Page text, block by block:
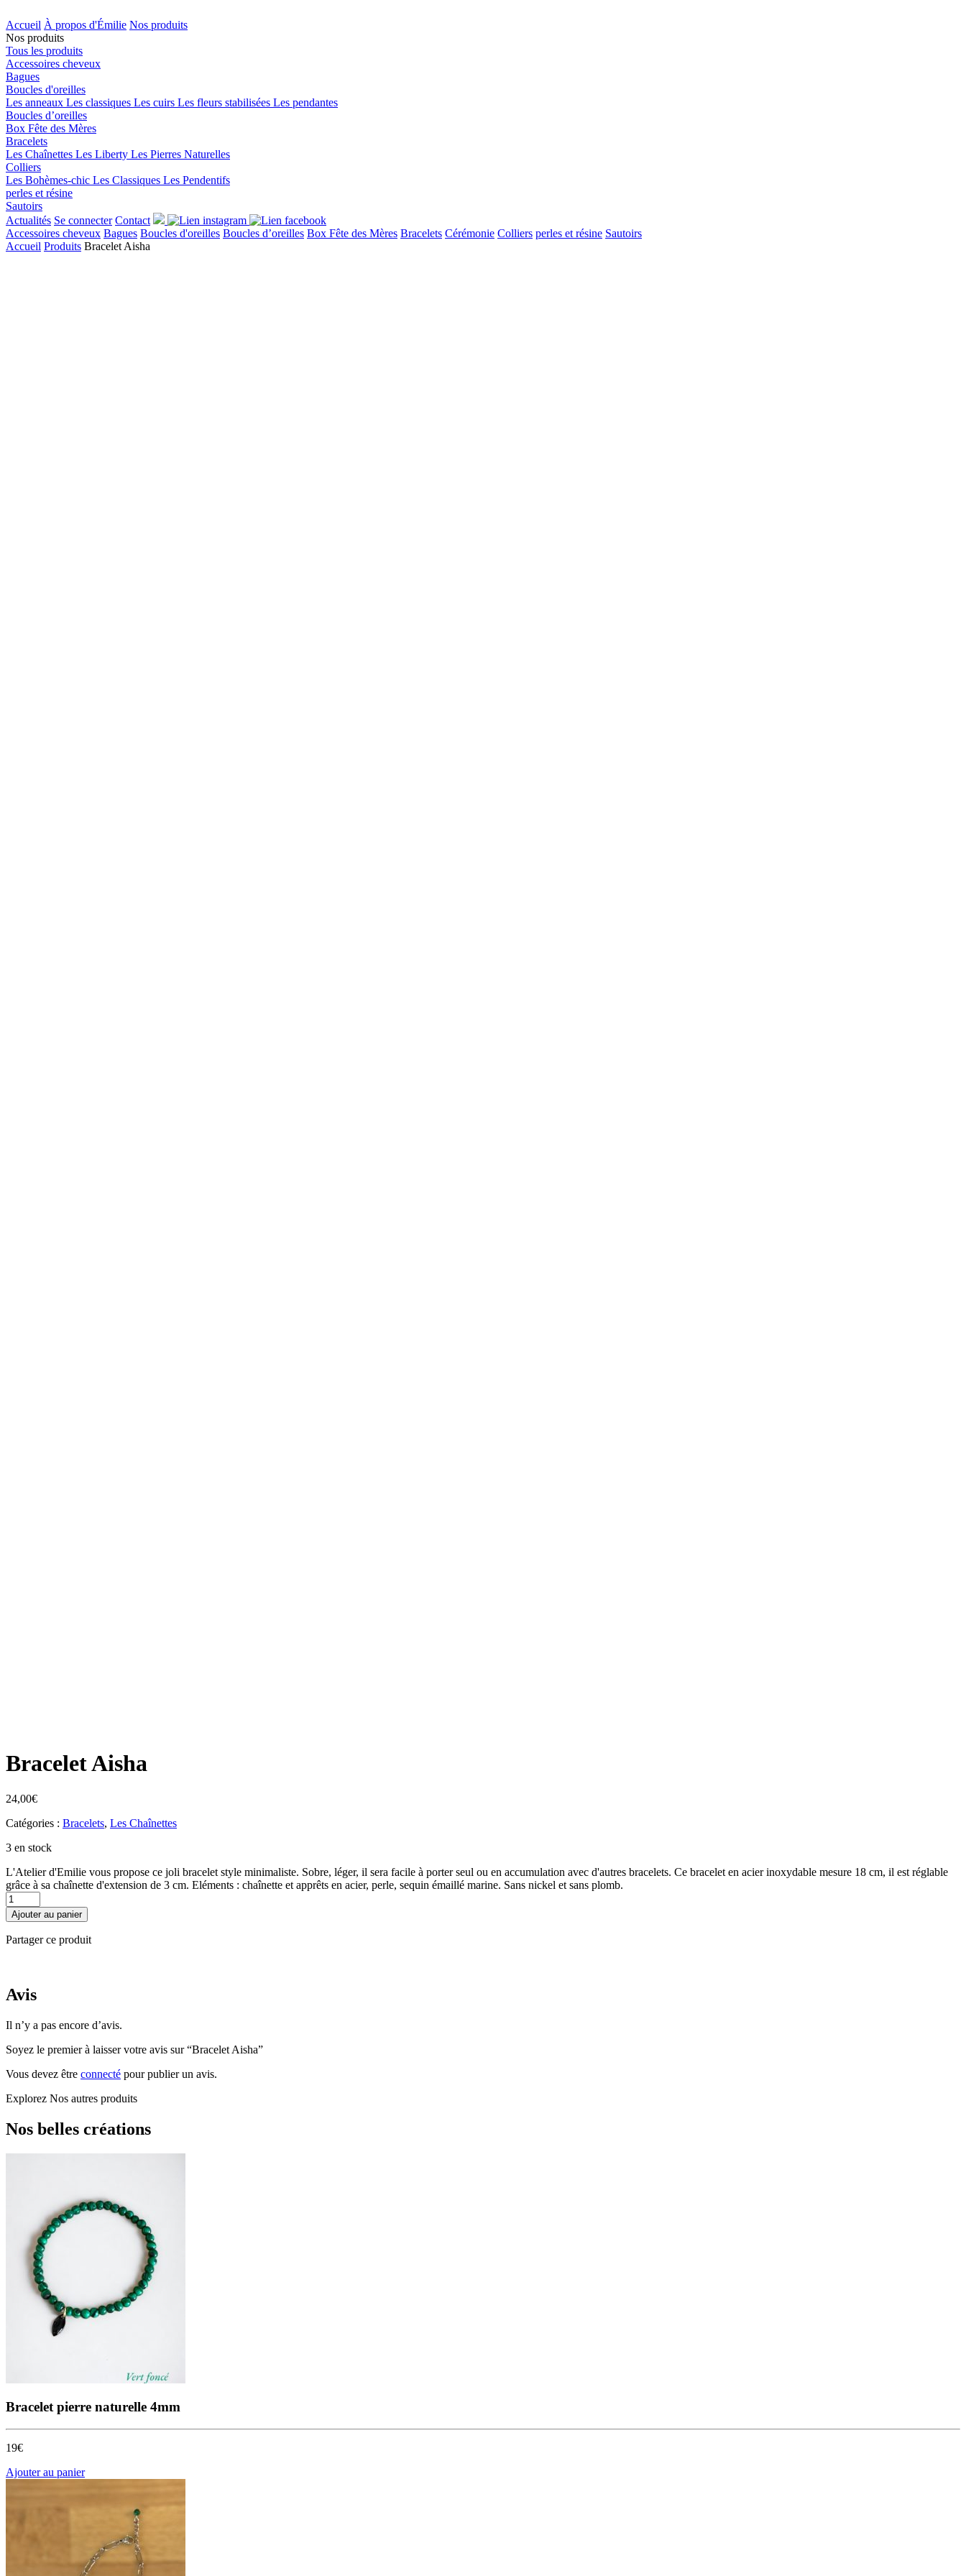
Accueil À propos d'Émilie Nos produits
Nos produits
Tous les produits
Accessoires cheveux
Bagues
Boucles d'oreilles
Les anneaux Les classiques Les cuirs Les fleurs stabilisées Les pendantes
Boucles d’oreilles
Box Fête des Mères
Bracelets
Les Chaînettes Les Liberty Les Pierres Naturelles
Colliers
Les Bohèmes-chic Les Classiques Les Pendentifs
perles et résine
Sautoirs
Actualités Se connecter Contact
Accessoires cheveux Bagues Boucles d'oreilles Boucles d’oreilles Box Fête des Mères Bracelets Cérémonie Colliers perles et résine Sautoirs
Accueil Produits Bracelet Aisha
Bracelet Aisha
24,00€
Catégories : Bracelets, Les Chaînettes
3 en stock
L'Atelier d'Emilie vous propose ce joli bracelet style minimaliste. Sobre, léger, il sera facile à porter seul ou en accumulation avec d'autres bracelets. Ce bracelet en acier inoxydable mesure 18 cm, il est réglable
grâce à sa chaînette d'extension de 3 cm. Eléments : chaînette et apprêts en acier, perle, sequin émaillé marine. Sans nickel et sans plomb.
quantité
de
Bracelet
Aisha
Ajouter au panier
Partager ce produit
Avis
Il n’y a pas encore d’avis.
Soyez le premier à laisser votre avis sur “Bracelet Aisha”
Vous devez être connecté pour publier un avis.
Explorez Nos autres produits
Nos belles créations
Bracelet pierre naturelle 4mm
19€
Ajouter au panier